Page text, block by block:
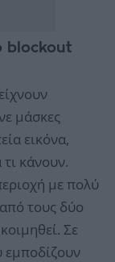
blockout
μάσκες
εικόνα,
κάνουν.
με πολύ
τους δύο
Σε
εμποδίζουν